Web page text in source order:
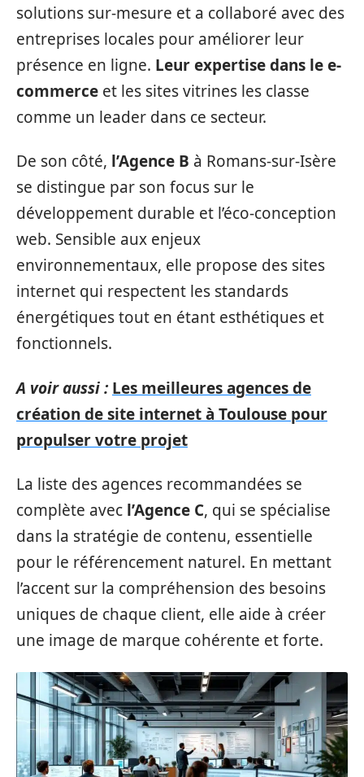
solutions sur-mesure et a collaboré avec des
entreprises locales pour améliorer leur
présence en ligne. Leur expertise dans le e-
commerce et les sites vitrines les classe
comme un leader dans ce secteur.
De son côté, l’Agence B à Romans-sur-Isère
se distingue par son focus sur le
développement durable et l’éco-conception
web. Sensible aux enjeux
environnementaux, elle propose des sites
internet qui respectent les standards
énergétiques tout en étant esthétiques et
fonctionnels.
A voir aussi : Les meilleures agences de
création de site internet à Toulouse pour
propulser votre projet
La liste des agences recommandées se
complète avec l’Agence C, qui se spécialise
dans la stratégie de contenu, essentielle
pour le référencement naturel. En mettant
l’accent sur la compréhension des besoins
uniques de chaque client, elle aide à créer
une image de marque cohérente et forte.